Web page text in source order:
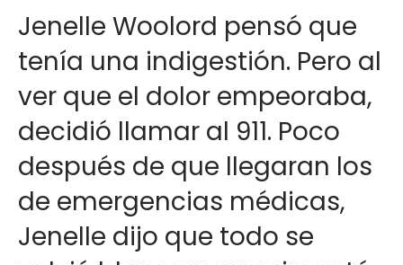
Jenelle Woolord pensó que
tenía una indigestión. Pero al
ver que el dolor empeoraba,
decidió llamar al 911. Poco
después de que llegaran los
de emergencias médicas,
Jenelle dijo que todo se